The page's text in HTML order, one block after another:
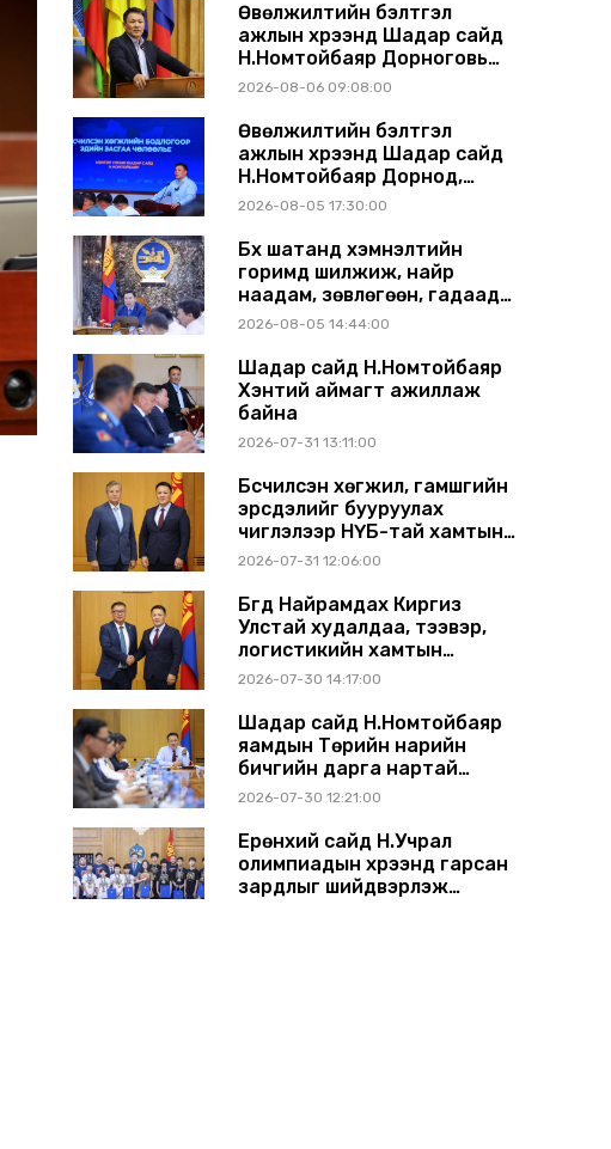
Өвөлжилтийн бэлтгэл
ажлын хүрээнд Шадар сайд
Н.Номтойбаяр Дорноговь
аймагт ажиллав
2026-08-06 09:08:00
Өвөлжилтийн бэлтгэл
ажлын хүрээнд Шадар сайд
Н.Номтойбаяр Дорнод,
Сүхбаатар аймагт ажиллав
2026-08-05 17:30:00
Бүх шатанд хэмнэлтийн
горимд шилжиж, найр
наадам, зөвлөгөөн, гадаад
томилолтыг хориглолоо
2026-08-05 14:44:00
Шадар сайд Н.Номтойбаяр
Хэнтий аймагт ажиллаж
байна
2026-07-31 13:11:00
Бүсчилсэн хөгжил, гамшгийн
эрсдэлийг бууруулах
чиглэлээр НҮБ-тай хамтын
ажиллагаагаа өргөжүүлэхээр
2026-07-31 12:06:00
Бүгд Найрамдах Киргиз
Улстай худалдаа, тээвэр,
логистикийн хамтын
ажиллагааг өргөжүүлнэ
2026-07-30 14:17:00
Шадар сайд Н.Номтойбаяр
яамдын Төрийн нарийн
бичгийн дарга нартай
шуурхай хуралдлаа
2026-07-30 12:21:00
Ерөнхий сайд Н.Учрал
олимпиадын хүрээнд гарсан
зардлыг шийдвэрлэж